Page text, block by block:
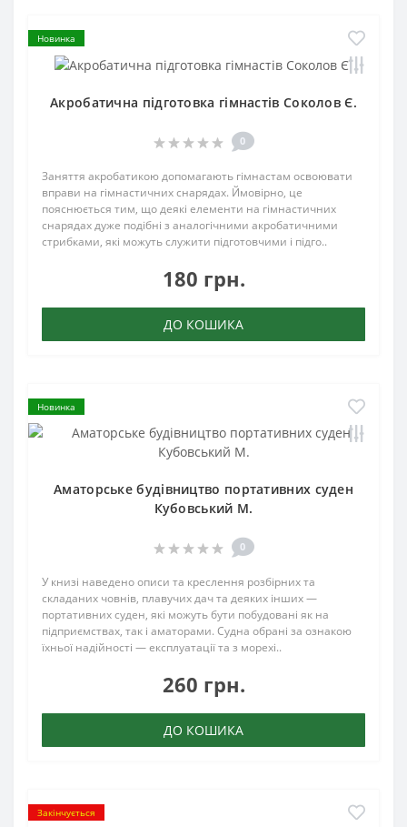
Новинка
Акробатична підготовка гімнастів Соколов Є.
0
Заняття акробатикою допомагають гімнастам освоювати
вправи на гімнастичних снарядах. Ймовірно, це
пояснюється тим, що деякі елементи на гімнастичних
снарядах дуже подібні з аналогічними акробатичними
стрибками, які можуть служити підготовчими і підго..
180 грн.
ДО КОШИКА
Новинка
Аматорське будівництво портативних суден
Кубовський М.
0
У книзі наведено описи та креслення розбірних та
складаних човнів, плавучих дач та деяких інших —
портативних суден, які можуть бути побудовані як на
підприємствах, так і аматорами. Судна обрані за ознакою
їхньої надійності — експлуатації та з морехі..
260 грн.
ДО КОШИКА
Закінчується